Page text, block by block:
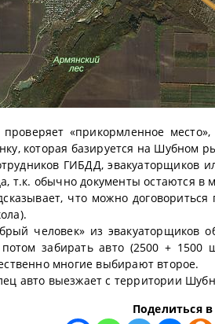
«прикормленное
которая базируется на Шубном
ГИБДД, эвакуаторщиков
т.к. обычно документы остаются в
что можно
человек» из эвакуаторщиков
забирать авто (2500 +
многие выбирают второе.
авто выезжает с территории
Поделиться в